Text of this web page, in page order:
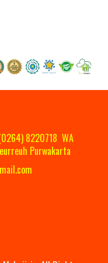
8220718 WA
Purwakarta